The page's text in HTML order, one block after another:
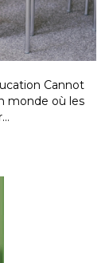
guerre, des
de
Cannot
monde où les